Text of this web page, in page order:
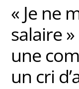
« Je ne
salaire
une
un cri